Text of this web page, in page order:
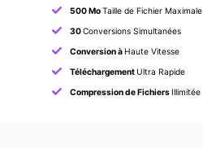
500 MoTaille de Fichier Maximale
30Conversions Simultanées
Conversion àHaute Vitesse
TéléchargementUltra Rapide
Compression de FichiersIllimitée